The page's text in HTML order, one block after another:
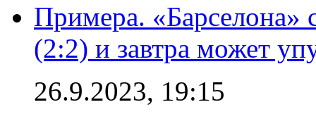
Примера. «Барселона»
(2:2) и завтра может
26.9.2023, 19:15